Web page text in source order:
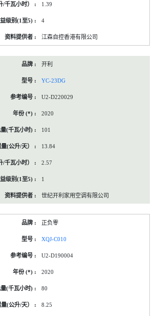
1.39
4
江森自控香港有限公司
开利
YC-23DG
U2-D220029
2020
101
13.84
2.57
1
世纪开利家用空调有限公司
正负零
XQJ-C010
U2-D190004
2020
80
8.25